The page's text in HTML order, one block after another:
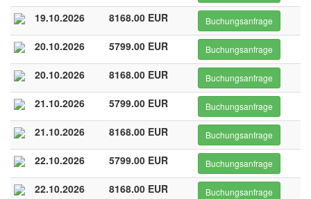
19.10.2026 8168.00 EUR Buchungsanfrage
20.10.2026 5799.00 EUR Buchungsanfrage
20.10.2026 8168.00 EUR Buchungsanfrage
21.10.2026 5799.00 EUR Buchungsanfrage
21.10.2026 8168.00 EUR Buchungsanfrage
22.10.2026 5799.00 EUR Buchungsanfrage
22.10.2026 8168.00 EUR Buchungsanfrage